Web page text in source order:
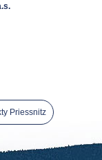
Priessnitz